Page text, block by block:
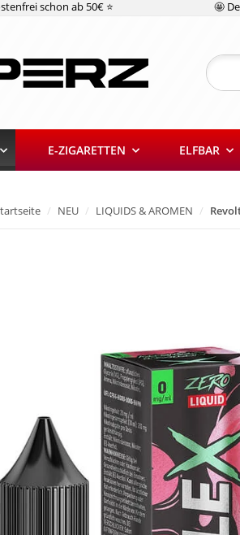
schon ab 50€ ⭐ 🤩
E-ZIGARETTEN ELFBAR
NEU LIQUIDS & AROMEN